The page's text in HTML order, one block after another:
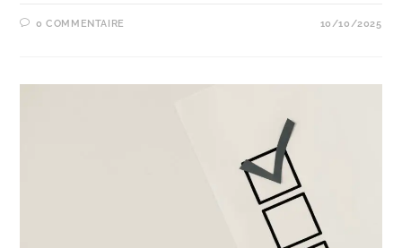
0 COMMENTAIRE 10/10/2025